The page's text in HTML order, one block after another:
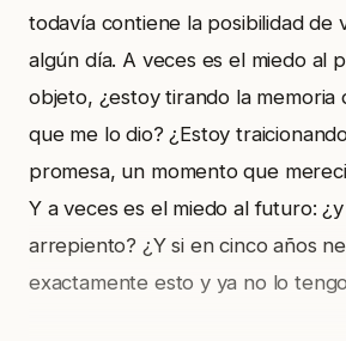
todavía contiene la posibilidad de
algún día. A veces es el miedo al
objeto, ¿estoy tirando la memoria
que me lo dio? ¿Estoy
promesa, un momento que
Y a veces es el miedo al futuro:
arrepiento? ¿Y si en cinco años
exactamente esto y ya no lo